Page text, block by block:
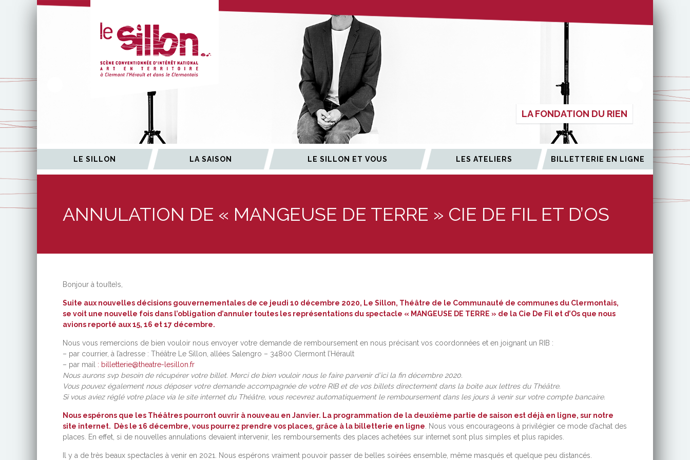
LA FONDATION DU RIEN
LE SILLON LA SAISON LE SILLON ET VOUS LES ATELIERS BILLETTERIE EN LIGNE
ANNULATION DE « MANGEUSE DE TERRE » CIE DE FIL ET D’OS
Bonjour à tou(te)s,
Suite aux nouvelles décisions gouvernementales de ce jeudi 10 décembre 2020, Le Sillon, Théâtre de le Communauté de communes du Clermontais,
se voit une nouvelle fois dans l’obligation d’annuler toutes les représentations du spectacle « MANGEUSE DE TERRE » de la Cie De Fil et d’Os que nous
avions reporté aux 15, 16 et 17 décembre.
Nous vous remercions de bien vouloir nous envoyer votre demande de remboursement en nous précisant vos coordonnées et en joignant un RIB :
– par courrier, à l’adresse : Théâtre Le Sillon, allées Salengro – 34800 Clermont l’Hérault
– par mail : billetterie@theatre-lesillon.fr
Nous aurons svp besoin de récupérer votre billet. Merci de bien vouloir nous le faire parvenir d’ici la fin décembre 2020.
Vous pouvez également nous déposer votre demande accompagnée de votre RIB et de vos billets directement dans la boite aux lettres du Théâtre.
Si vous aviez réglé votre place via le site internet du Théâtre, vous recevrez automatiquement le remboursement dans les jours à venir sur votre compte bancaire.
Nous espérons que les Théâtres pourront ouvrir à nouveau en Janvier. La programmation de la deuxième partie de saison est déjà en ligne, sur notre
site internet. Dès le 16 décembre, vous pourrez prendre vos places, grâce à la billetterie en ligne . Nous vous encourageons à privilégier ce mode d’achat des
places. En effet, si de nouvelles annulations devaient intervenir, les remboursements des places achetées sur internet sont plus simples et plus rapides.
Il y a de très beaux spectacles à venir en 2021. Nous espérons vraiment pouvoir passer de belles soirées ensemble, même masqués et quelque peu distancés.